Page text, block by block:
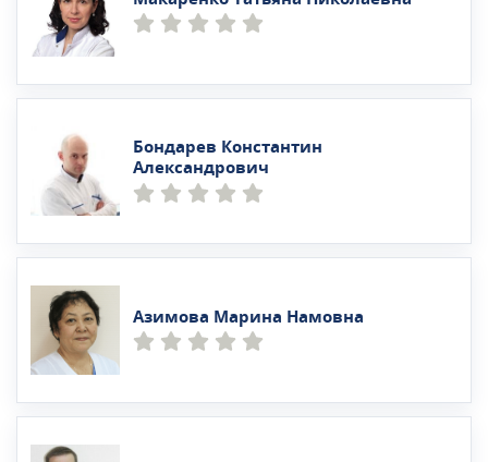
Бондарев Константин
Александрович
Азимова Марина Намовна